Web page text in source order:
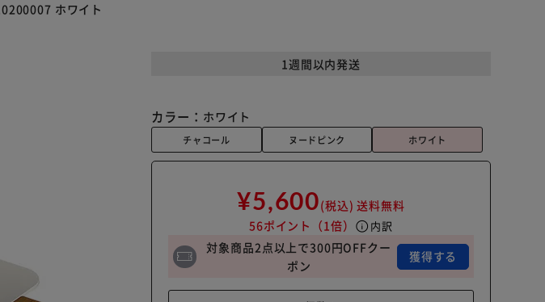
ホワイト
1週間以内発送
カラー： ホワイト
チャコール ヌードピンク ホワイト
¥5,600(税込) 送料無料
56ポイント （1倍） info 内訳
対象商品2点以上で300円OFFクー
ポン
獲得する